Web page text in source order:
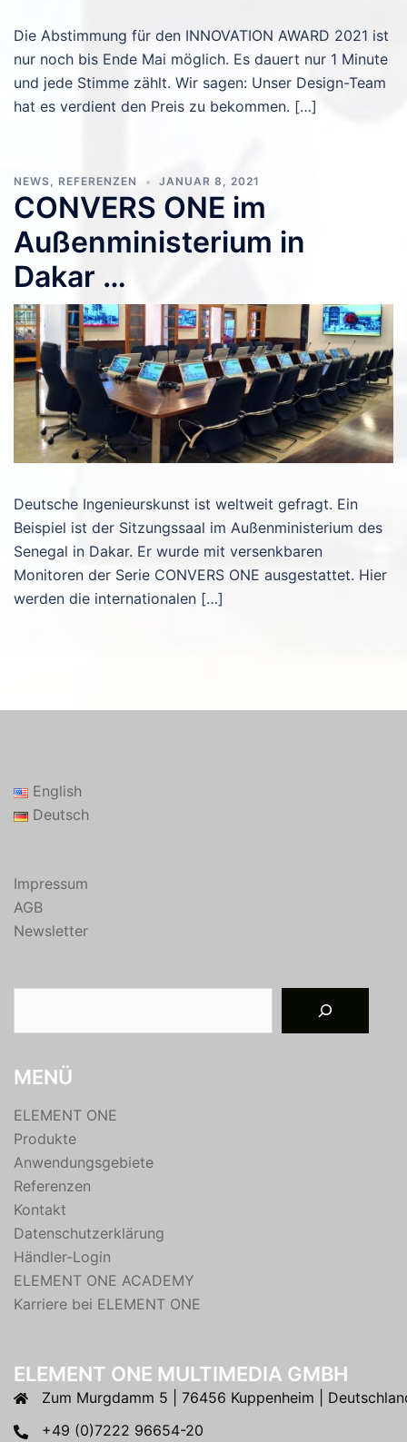
Die Abstimmung für den INNOVATION AWARD 2021 ist
nur noch bis Ende Mai möglich. Es dauert nur 1 Minute
und jede Stimme zählt. Wir sagen: Unser Design-Team
hat es verdient den Preis zu bekommen. […]
NEWS, REFERENZEN JANUAR 8, 2021
CONVERS ONE im
Außenministerium in
Dakar …
Deutsche Ingenieurskunst ist weltweit gefragt. Ein
Beispiel ist der Sitzungssaal im Außenministerium des
Senegal in Dakar. Er wurde mit versenkbaren
Monitoren der Serie CONVERS ONE ausgestattet. Hier
werden die internationalen […]
English
Deutsch
Impressum
AGB
Newsletter
MENÜ
ELEMENT ONE
Produkte
Anwendungsgebiete
Referenzen
Kontakt
Datenschutzerklärung
Händler-Login
ELEMENT ONE ACADEMY
Karriere bei ELEMENT ONE
ELEMENT ONE MULTIMEDIA GMBH
Zum Murgdamm 5 | 76456 Kuppenheim |
+49 (0)7222 96654-20